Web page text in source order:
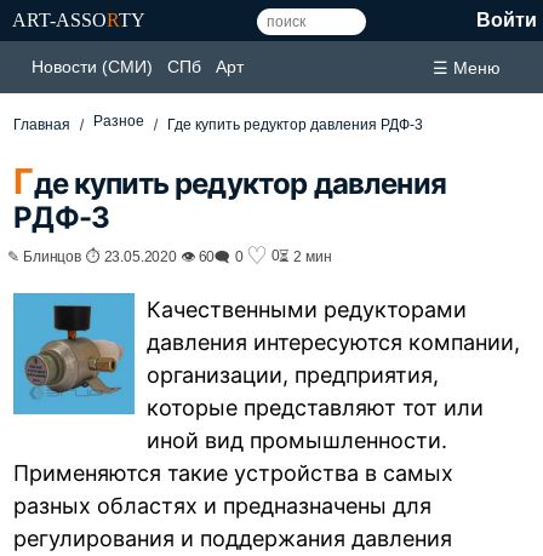
ART-ASSORTY Войти
Новости (СМИ) СПб Арт ☰ Меню
Главная Разное Где купить редуктор давления РДФ-3
Где купить редуктор давления
РДФ-3
✎ Блинцов ⏱ 23.05.2020 👁 60🗨 0 ♡ 0⏳ 2 мин
Качественными редукторами
давления интересуются компании,
организации, предприятия,
которые представляют тот или
иной вид промышленности.
Применяются такие устройства в самых
разных областях и предназначены для
регулирования и поддержания давления